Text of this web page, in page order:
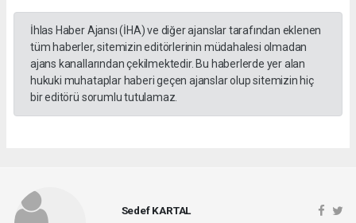
İhlas Haber Ajansı (İHA) ve diğer ajanslar tarafından eklenen
tüm haberler, sitemizin editörlerinin müdahalesi olmadan
ajans kanallarından çekilmektedir. Bu haberlerde yer alan
hukuki muhataplar haberi geçen ajanslar olup sitemizin hiç
bir editörü sorumlu tutulamaz.
Sedef KARTAL